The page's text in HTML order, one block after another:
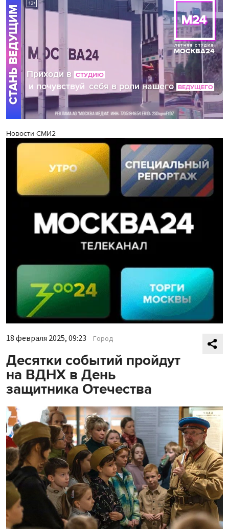
Новости СМИ2
18 февраля 2025, 09:23 Город
Десятки событий пройдут
на ВДНХ в День
защитника Отечества